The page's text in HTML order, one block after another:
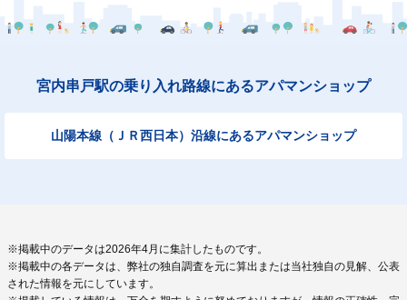
宮内串戸駅の乗り入れ路線にあるアパマンショップ
山陽本線（ＪＲ西日本）沿線にあるアパマンショップ
※掲載中のデータは2026年4月に集計したものです。
※掲載中の各データは、弊社の独自調査を元に算出または当社独自の見解、公表
された情報を元にしています。